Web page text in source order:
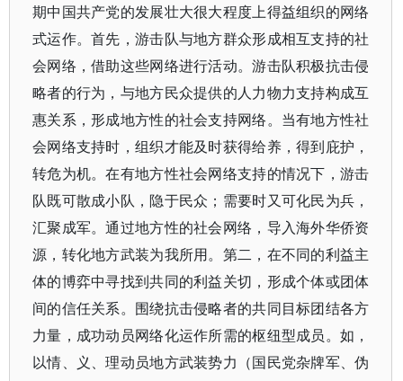
期中国共产党的发展壮大很大程度上得益组织的网络
式运作。首先，游击队与地方群众形成相互支持的社
会网络，借助这些网络进行活动。游击队积极抗击侵
略者的行为，与地方民众提供的人力物力支持构成互
惠关系，形成地方性的社会支持网络。当有地方性社
会网络支持时，组织才能及时获得给养，得到庇护，
转危为机。在有地方性社会网络支持的情况下，游击
队既可散成小队，隐于民众；需要时又可化民为兵，
汇聚成军。通过地方性的社会网络，导入海外华侨资
源，转化地方武装为我所用。第二，在不同的利益主
体的博弈中寻找到共同的利益关切，形成个体或团体
间的信任关系。围绕抗击侵略者的共同目标团结各方
力量，成功动员网络化运作所需的枢纽型成员。如，
以情、义、理动员地方武装势力（国民党杂牌军、伪